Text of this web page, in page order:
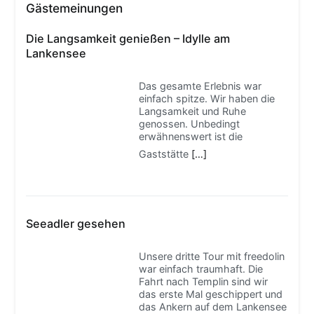
Gästemeinungen
Die Langsamkeit genießen – Idylle am
Lankensee
Das gesamte Erlebnis war
einfach spitze. Wir haben die
Langsamkeit und Ruhe
genossen. Unbedingt
erwähnenswert ist die
Gaststätte […]
Seeadler gesehen
Unsere dritte Tour mit freedolin
war einfach traumhaft. Die
Fahrt nach Templin sind wir
das erste Mal geschippert und
das Ankern auf dem Lankensee